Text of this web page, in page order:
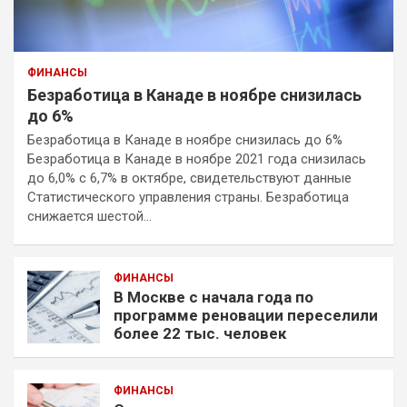
ФИНАНСЫ
Безработица в Канаде в ноябре снизилась
до 6%
Безработица в Канаде в ноябре снизилась до 6%
Безработица в Канаде в ноябре 2021 года снизилась
до 6,0% с 6,7% в октябре, свидетельствуют данные
Статистического управления страны. Безработица
снижается шестой…
ФИНАНСЫ
В Москве с начала года по
программе реновации переселили
более 22 тыс. человек
ФИНАНСЫ